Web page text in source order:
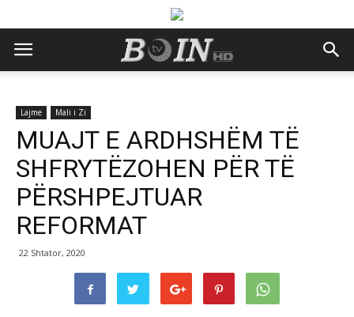
Lajme Mali i Zi
MUAJT E ARDHSHËM TË
SHFRYTËZOHEN PËR TË
PËRSHPEJTUAR
REFORMAT
22 Shtator, 2020